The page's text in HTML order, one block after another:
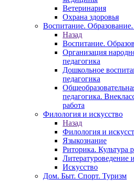
Ветеринария
Охрана здоровья
Воспитание.
Назад
Воспитание.
Организация
педагогика
Дошкольное
педагогика
педагогика.
работа
Филология и искусство
Назад
Филология и
Языкознание
Риторика. Культура
Литературоведение
Искусство
Дом. Быт. Спорт. Туризм